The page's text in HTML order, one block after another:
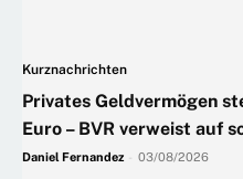
Kurznachrichten
Privates Geldvermögen
Euro – BVR verweist auf
Daniel Fernandez 03/08/2026